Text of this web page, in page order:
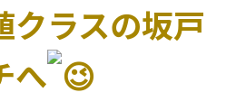
クラスの坂戸
へ